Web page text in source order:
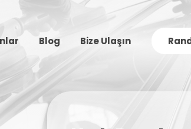
Blog Bize Ulaşın